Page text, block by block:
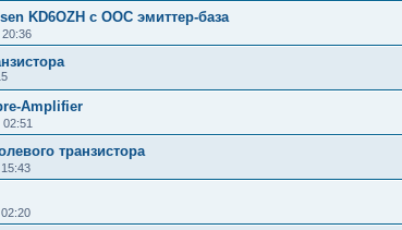
KD6OZH с ООС эмиттер-база
Amplifier
транзистора